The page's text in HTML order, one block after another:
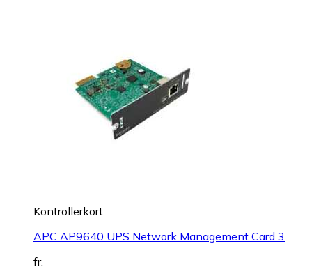
Kontrollerkort
APC AP9640 UPS Network Management Card 3
fr.